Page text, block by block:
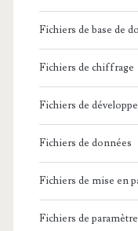
Fichiers de base de
Fichiers de chiffrage
Fichiers de
Fichiers de données
Fichiers de mise en
Fichiers de